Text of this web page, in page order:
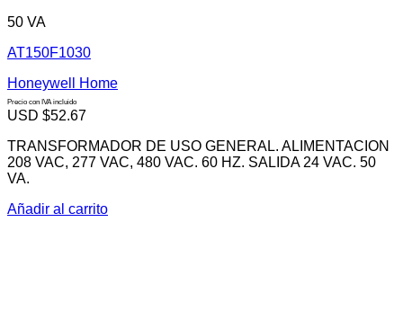
50 VA
AT150F1030
Honeywell Home
Precio con IVA incluido
USD $52.67
TRANSFORMADOR DE USO GENERAL. ALIMENTACION
208 VAC, 277 VAC, 480 VAC. 60 HZ. SALIDA 24 VAC. 50
VA.
Añadir al carrito